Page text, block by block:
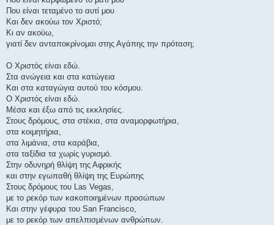
Που είναι τεταμένο το αυτί μου
Και δεν ακούω τον Χριστό;
Κι αν ακούω,
γιατί δεν ανταποκρίνομαι στης Αγάπης την πρόταση;
Ο Χριστός είναι εδώ.
Στα ανώγεια και στα κατώγεια
Και στα καταγώγια αυτού του κόσμου.
Ο Χριστός είναι εδώ.
Μέσα και έξω από τις εκκλησίες.
Στους δρόμους, στα στέκια, στα αναμορφωτήρια,
στα κοιμητήρια,
στα λιμάνια, στα καράβια,
στα ταξίδια τα χωρίς γυρισμό.
Στην οδυνηρή θλίψη της Αφρικής
και στην εγωπαθή θλίψη της Ευρώπης
Στους δρόμους του Las Vegas,
με το ρεκόρ των κακοποιημένων προσώπων
Και στην γέφυρα του San Francisco,
με το ρεκόρ των απελπισμένων ανθρώπων.